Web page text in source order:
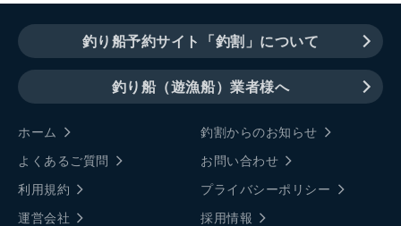
釣り船予約サイト「釣割」について
釣り船（遊漁船）業者様へ
ホーム
釣割からのお知らせ
よくあるご質問
お問い合わせ
利用規約
プライバシーポリシー
運営会社
採用情報